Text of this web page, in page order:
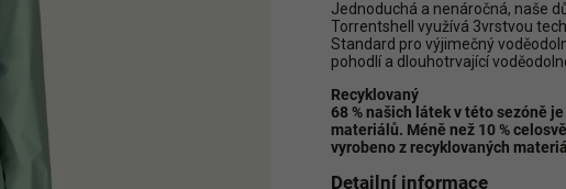
Jednoduchá a nenáročná, naše
Torrentshell využívá 3vrstvou
Standard pro výjimečný
pohodlí a dlouhotrvající
Recyklovaný
68 % našich látek v této sezóně
materiálů. Méně než 10 %
vyrobeno z recyklovaných
Detailní informace